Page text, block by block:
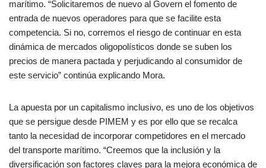
marítimo. “Solicitaremos de nuevo al Govern el fomento de
entrada de nuevos operadores para que se facilite esta
competencia. Si no, corremos el riesgo de continuar en esta
dinámica de mercados oligopolísticos donde se suben los
precios de manera pactada y perjudicando al consumidor de
este servicio” continúa explicando Mora.
La apuesta por un capitalismo inclusivo, es uno de los objetivos
que se persigue desde PIMEM y es por ello que se recalca
tanto la necesidad de incorporar competidores en el mercado
del transporte marítimo. “Creemos que la inclusión y la
diversificación son factores claves para la mejora económica de